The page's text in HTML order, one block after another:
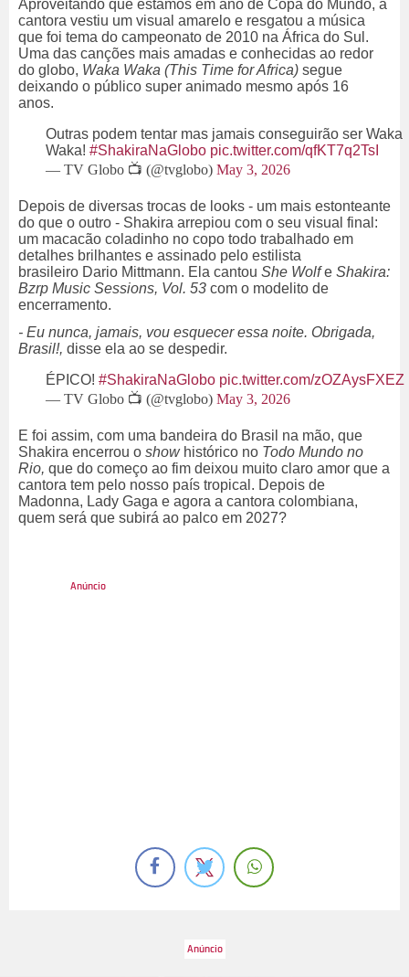
Aproveitando que estamos em ano de Copa do Mundo, a
cantora vestiu um visual amarelo e resgatou a música
que foi tema do campeonato de 2010 na África do Sul.
Uma das canções mais amadas e conhecidas ao redor
do globo, Waka Waka (This Time for Africa) segue
deixando o público super animado mesmo após 16
anos.
Outras podem tentar mas jamais conseguirão ser Waka
Waka! #ShakiraNaGlobo pic.twitter.com/qfKT7q2TsI
— TV Globo 📺 (@tvglobo) May 3, 2026
Depois de diversas trocas de looks - um mais estonteante
do que o outro - Shakira arrepiou com o seu visual final:
um macacão coladinho no copo todo trabalhado em
detalhes brilhantes e assinado pelo estilista
brasileiro Dario Mittmann. Ela cantou She Wolfe Shakira:
Bzrp Music Sessions, Vol. 53 com o modelito de
encerramento.
- Eu nunca, jamais, vou esquecer essa noite. Obrigada,
Brasil!, disse ela ao se despedir.
ÉPICO! #ShakiraNaGlobo pic.twitter.com/zOZAysFXEZ
— TV Globo 📺 (@tvglobo) May 3, 2026
E foi assim, com uma bandeira do Brasil na mão, que
Shakira encerrou o show histórico no Todo Mundo no
Rio, que do começo ao fim deixou muito claro amor que a
cantora tem pelo nosso país tropical. Depois de
Madonna, Lady Gaga e agora a cantora colombiana,
quem será que subirá ao palco em 2027?